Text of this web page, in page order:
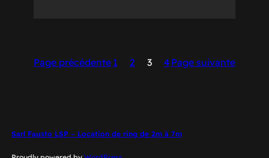
Page précédente 1 2 3 4Page suivante
Sarl Fausto LSP – Location de ring de 2m à 7m